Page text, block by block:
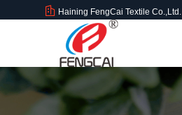
Haining FengCai Textile Co.,Ltd.